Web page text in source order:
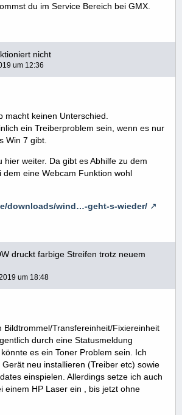
du im Service Bereich bei GMX.
nicht
um 12:36
macht keinen Unterschied.
ein Treiberproblem sein, wenn es nur
Win 7 gibt.
hier weiter. Da gibt es Abhilfe zu dem
dem eine Webcam Funktion wohl
downloads/wind…-geht-s-wieder/
druckt farbige Streifen trotz neuem
um 18:48
Bildtrommel/Transfereinheit/Fixiereinheit
durch eine Statusmeldung
es ein Toner Problem sein. Ich
neu installieren (Treiber etc) sowie
einspielen. Allerdings setze ich auch
einem HP Laser ein , bis jetzt ohne